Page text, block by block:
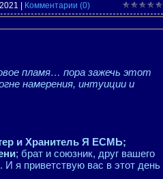
Комментарии (0)
пламя… пора зажечь этот
намерения, интуиции и
и Хранитель Я ЕСМЬ;
; брат и союзник, друг вашего
я приветствую вас в этот день